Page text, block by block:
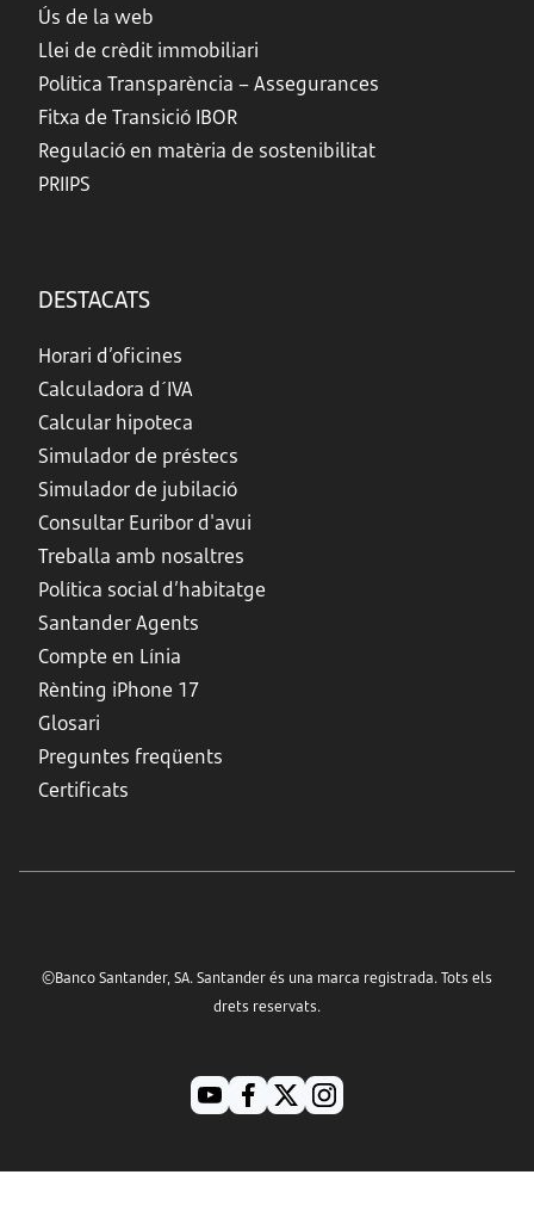
Ús de la web
Llei de crèdit immobiliari
Política Transparència – Assegurances
Fitxa de Transició IBOR
Regulació en matèria de sostenibilitat
PRIIPS
DESTACATS
Horari d’oficines
Calculadora d´IVA
Calcular hipoteca
Simulador de préstecs
Simulador de jubilació
Consultar Euribor d'avui
Treballa amb nosaltres
Política social d’habitatge
Santander Agents
Compte en Línia
Rènting iPhone 17
Glosari
Preguntes freqüents
Certificats
©Banco Santander, SA. Santander és una marca registrada. Tots els
drets reservats.